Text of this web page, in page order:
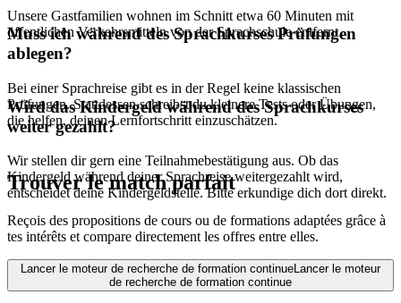
Unsere Gastfamilien wohnen im Schnitt etwa 60 Minuten mit
öffentlichen Verkehrsmitteln von der Sprachschule entfernt.
Muss ich während des Sprachkurses Prüfungen
ablegen?
Bei einer Sprachreise gibt es in der Regel keine klassischen
Prüfungen. Stattdessen schreibst du kleinere Tests oder Übungen,
die helfen, deinen Lernfortschritt einzuschätzen.
Wird das Kindergeld während des Sprachkurses
weiter gezahlt?
Wir stellen dir gern eine Teilnahmebestätigung aus. Ob das
Kindergeld während deiner Sprachreise weitergezahlt wird,
entscheidet deine Kindergeldstelle. Bitte erkundige dich dort direkt.
Trouver le match parfait
Reçois des propositions de cours ou de formations adaptées grâce à
tes intérêts et compare directement les offres entre elles.
Lancer le moteur de recherche de formation continueLancer le moteur
de recherche de formation continue